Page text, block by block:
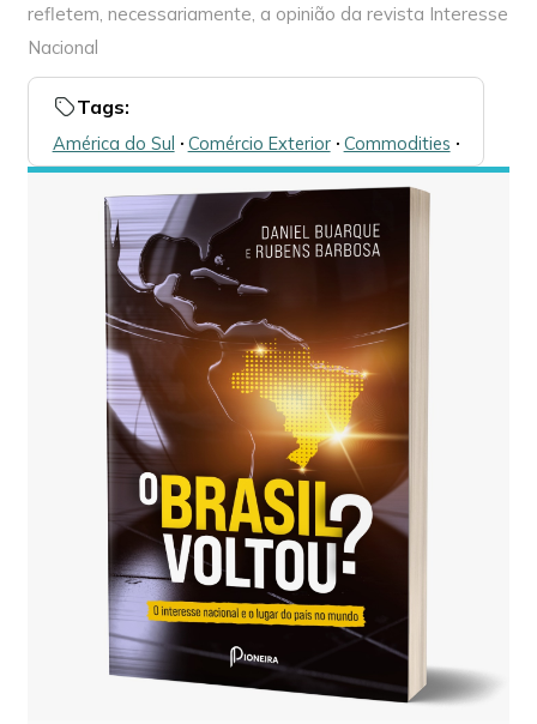
refletem, necessariamente, a opinião da revista Interesse
Nacional
Tags:
América do Sul 🞌 Comércio Exterior🞌 Commodities 🞌